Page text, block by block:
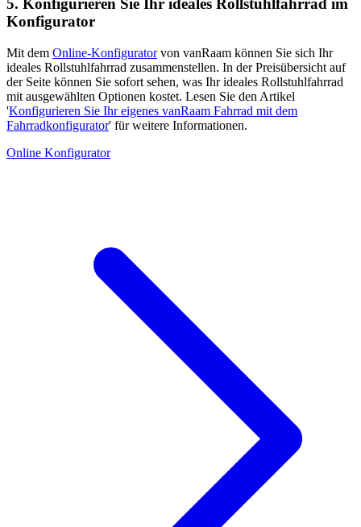
5. Konfigurieren Sie Ihr ideales Rollstuhlfahrrad im
Konfigurator
Mit dem Online-Konfiguratorvon vanRaam können Sie sich Ihr
ideales Rollstuhlfahrrad zusammenstellen. In der Preisübersicht auf
der Seite können Sie sofort sehen, was Ihr ideales Rollstuhlfahrrad
mit ausgewählten Optionen kostet. Lesen Sie den Artikel
'Konfigurieren Sie Ihr eigenes vanRaam Fahrrad mit dem
Fahrradkonfigurator' für weitere Informationen.
Online Konfigurator